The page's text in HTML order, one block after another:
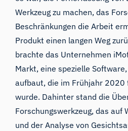
Werkzeug zu machen, das
Beschränkungen die Arbeit
Produkt einen langen Weg
brachte das Unternehmen
Markt, eine spezielle
aufbaut, die im Frühjahr 2020
wurde. Dahinter stand die
Forschungswerkzeug, das auf
und der Analyse von